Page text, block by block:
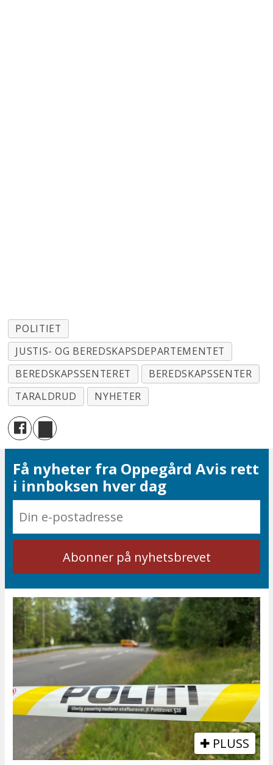
POLITIET
JUSTIS- OG BEREDSKAPSDEPARTEMENTET
BEREDSKAPSSENTERET
BEREDSKAPSSENTER
TARALDRUD
NYHETER
Få nyheter fra Oppegård Avis rett
i innboksen hver dag
PLUSS